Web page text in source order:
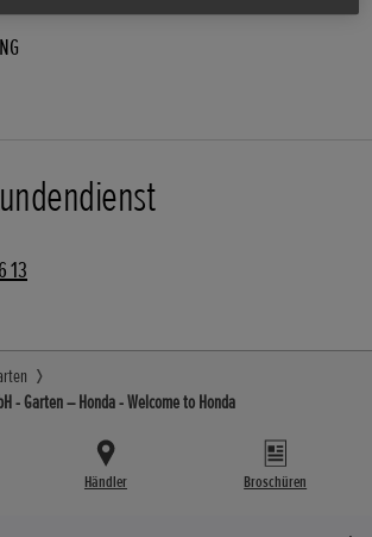
13
- Garten – Honda - Welcome to Honda
Händler Broschüren